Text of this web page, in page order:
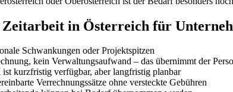
in Österreich für
Schwankungen oder Projektspitzen
kein Verwaltungsaufwand – das übernimmt der
ist kurzfristig verfügbar, aber langfristig planbar
Verrechnungssätze ohne versteckte Gebühren